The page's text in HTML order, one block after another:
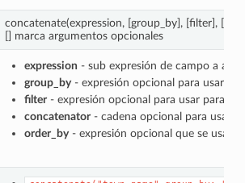
concatenate(expression, [group_by], [filter],
[] marca argumentos opcionales
expression - sub expresión de campo a
group_by- expresión opcional para usar
filter- expresión opcional para usar para
concatenator- cadena opcional para usar
order_by- expresión opcional que se usa